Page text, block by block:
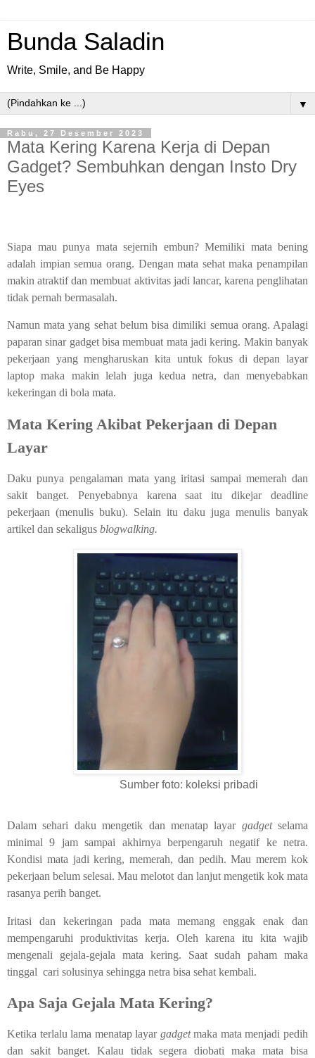
Bunda Saladin
Write, Smile, and Be Happy
▼
Rabu, 27 Desember 2023
Mata Kering Karena Kerja di Depan
Gadget? Sembuhkan dengan Insto Dry
Eyes
Siapa mau punya mata sejernih embun? Memiliki mata bening
adalah impian semua orang. Dengan mata sehat maka penampilan
makin atraktif dan membuat aktivitas jadi lancar, karena penglihatan
tidak pernah bermasalah.
Namun mata yang sehat belum bisa dimiliki semua orang. Apalagi
paparan sinar gadget bisa membuat mata jadi kering. Makin banyak
pekerjaan yang mengharuskan kita untuk fokus di depan layar
laptop maka makin lelah juga kedua netra, dan menyebabkan
kekeringan di bola mata.
Mata Kering Akibat Pekerjaan di Depan
Layar
Daku punya pengalaman mata yang iritasi sampai memerah dan
sakit banget. Penyebabnya karena saat itu dikejar deadline
pekerjaan (menulis buku). Selain itu daku juga menulis banyak
artikel dan sekaligus blogwalking.
Sumber foto: koleksi pribadi
Dalam sehari daku mengetik dan menatap layar gadget selama
minimal 9 jam sampai akhirnya berpengaruh negatif ke netra.
Kondisi mata jadi kering, memerah, dan pedih. Mau merem kok
pekerjaan belum selesai. Mau melotot dan lanjut mengetik kok mata
rasanya perih banget.
Iritasi dan kekeringan pada mata memang enggak enak dan
mempengaruhi produktivitas kerja. Oleh karena itu kita wajib
mengenali gejala-gejala mata kering. Saat sudah paham maka
tinggal cari solusinya sehingga netra bisa sehat kembali.
Apa Saja Gejala Mata Kering?
Ketika terlalu lama menatap layar gadgetmaka mata menjadi pedih
dan sakit banget. Kalau tidak segera diobati maka mata bisa